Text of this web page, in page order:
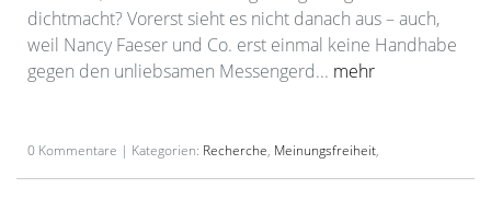
dichtmacht? Vorerst sieht es nicht danach aus – auch,
weil Nancy Faeser und Co. erst einmal keine Handhabe
gegen den unliebsamen Messengerd... mehr
0 Kommentare | Kategorien: Recherche, Meinungsfreiheit,